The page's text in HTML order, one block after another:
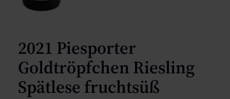
2021 Piesporter
Goldtröpfchen Riesling
Spätlese fruchtsüß